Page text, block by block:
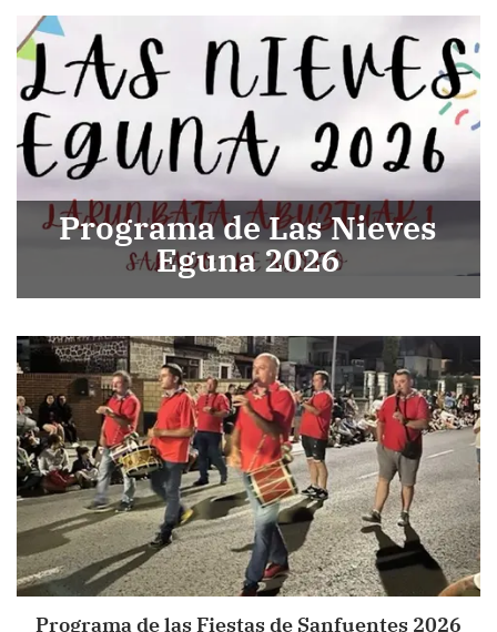
Programa de Las Nieves
Eguna 2026
Programa de las Fiestas de Sanfuentes 2026